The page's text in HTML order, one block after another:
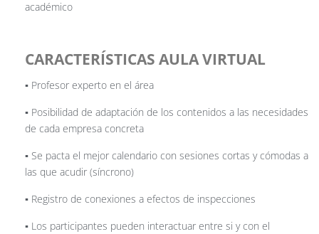
académico
CARACTERÍSTICAS AULA VIRTUAL
▪️ Profesor experto en el área
▪️ Posibilidad de adaptación de los contenidos a las necesidades
de cada empresa concreta
▪️ Se pacta el mejor calendario con sesiones cortas y cómodas a
las que acudir (síncrono)
▪️ Registro de conexiones a efectos de inspecciones
▪️ Los participantes pueden interactuar entre si y con el